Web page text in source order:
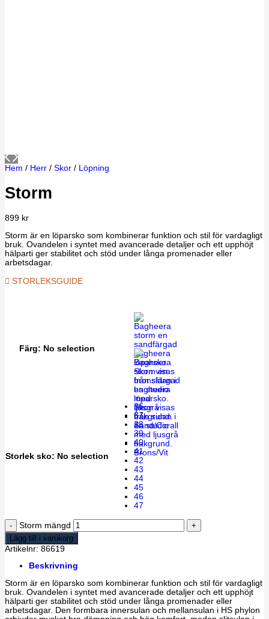
Hem / Herr / Skor / Löpning
Storm
899 kr
Storm är en löparsko som kombinerar funktion och stil för vardagligt
bruk. Ovandelen i syntet med avancerade detaljer och ett upphöjt
hälparti ger stabilitet och stöd under långa promenader eller
arbetsdagar.
STORLEKSGUIDE
Färg: No selection
Sand/Corall
Brons/Vit
Storlek sko: No selection
36
37
38
39
40
41
42
43
44
45
46
47
Storm mängd
Lägg till i varukorg
Artikelnr: 86619
Beskrivning
Storm är en löparsko som kombinerar funktion och stil för vardagligt
bruk. Ovandelen i syntet med avancerade detaljer och ett upphöjt
hälparti ger stabilitet och stöd under långa promenader eller
arbetsdagar. Den formbara innersulan och mellansulan i HS phylon